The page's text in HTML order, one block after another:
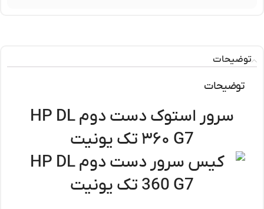
توضیحات
توضیحات
سرور استوک دست دوم HP DL
۳۶۰ G7 تک یونیت